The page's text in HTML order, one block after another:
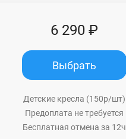
6 290 ₽
Выбрать
Детские кресла (150р/шт)
Предоплата не требуется
Бесплатная отмена за 12ч